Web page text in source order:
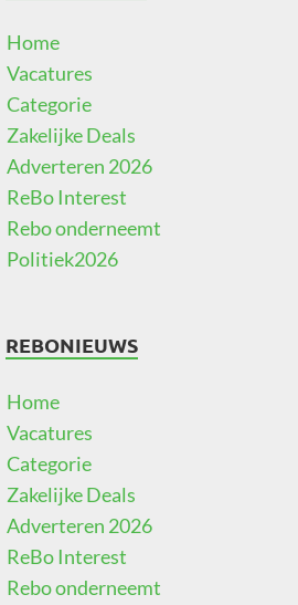
Home
Vacatures
Categorie
Zakelijke Deals
Adverteren 2026
ReBo Interest
Rebo onderneemt
Politiek2026
REBONIEUWS
Home
Vacatures
Categorie
Zakelijke Deals
Adverteren 2026
ReBo Interest
Rebo onderneemt